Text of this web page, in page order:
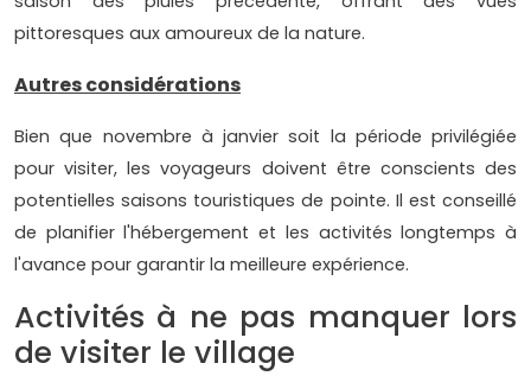
pittoresques aux amoureux de la nature.
Autres considérations
Bien que novembre à janvier soit la période privilégiée
pour visiter, les voyageurs doivent être conscients des
potentielles saisons touristiques de pointe. Il est conseillé
de planifier l'hébergement et les activités longtemps à
l'avance pour garantir la meilleure expérience.
Activités à ne pas manquer lors
de visiter le village